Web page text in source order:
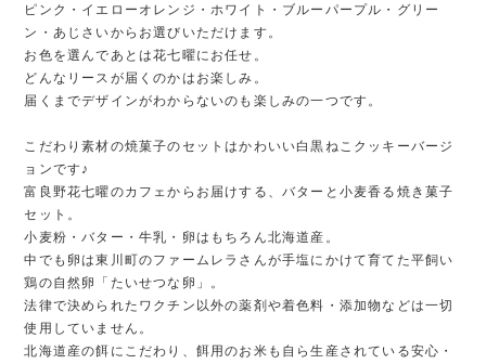
ピンク・イエローオレンジ・ホワイト・ブルーパープル・グリー
ン・あじさいからお選びいただけます。
お色を選んであとは花七曜にお任せ。
どんなリースが届くのかはお楽しみ。
届くまでデザインがわからないのも楽しみの一つです。
こだわり素材の焼菓子のセットはかわいい白黒ねこクッキーバージ
ョンです♪
富良野花七曜のカフェからお届けする、バターと小麦香る焼き菓子
セット。
小麦粉・バター・牛乳・卵はもちろん北海道産。
中でも卵は東川町のファームレラさんが手塩にかけて育てた平飼い
鶏の自然卵「たいせつな卵」。
法律で決められたワクチン以外の薬剤や着色料・添加物などは一切
使用していません。
北海道産の餌にこだわり、餌用のお米も自ら生産されている安心・